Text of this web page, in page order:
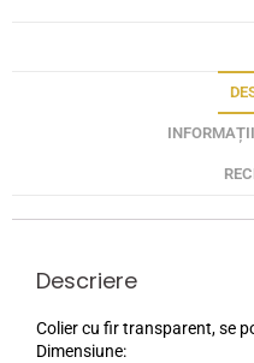
Descriere
Colier cu fir transparent, se
Dimensiune: